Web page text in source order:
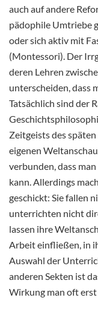
auch auf andere
pädophile Umtriebe
oder sich aktiv mit
(Montessori). Der
deren Lehren
unterscheiden, dass
Tatsächlich sind der
Zeitgeists des
eigenen
verbunden, dass
kann. Allerdings
geschickt: Sie fallen
unterrichten nicht
lassen ihre
Arbeit einfließen, in
Auswahl der
anderen Sekten ist
Wirkung man oft erst